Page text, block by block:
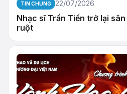
TIN CHUNG 22/07/2026
Nhạc sĩ Trần Tiến trở lại
ruột